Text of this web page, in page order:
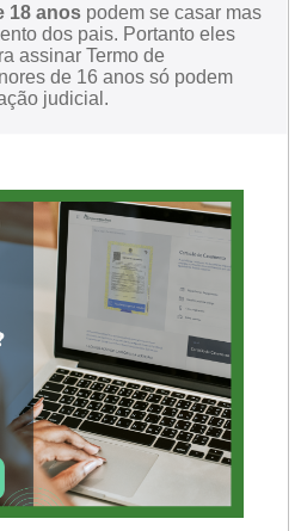
18 anos podem se casar mas
dos pais. Portanto eles
assinar Termo de
de 16 anos só podem
judicial.